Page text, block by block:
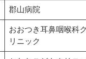
郡山病院
おおつき耳鼻咽喉科ク
リニック